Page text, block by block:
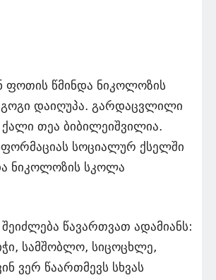
ფოთის წმინდა ნიკოლოზის
დაიღუპა. გარდაცვლილი
თეა ბიბილეიშვილია.
სოციალურ ქსელში
ნიკოლოზის სკოლა
წავართვათ ადამიანს:
სამშობლო, სიცოცხლე,
ვერ წაართმევს სხვას